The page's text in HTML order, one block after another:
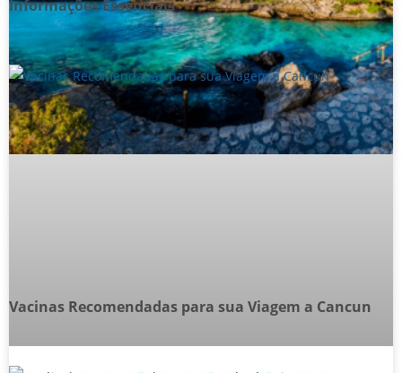
Informações Essenciais
Vacinas Recomendadas para sua Viagem a Cancun